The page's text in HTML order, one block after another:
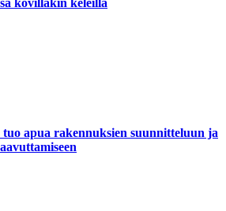
kovillakin keleillä
apua rakennuksien suunnitteluun ja